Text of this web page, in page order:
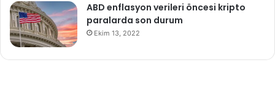
ABD enflasyon verileri öncesi kripto
paralarda son durum
Ekim 13, 2022